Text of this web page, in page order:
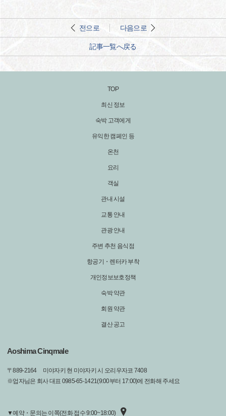
전으로 다음으로
記事一覧へ戻る
TOP
최신 정보
숙박 고객에게
유익한 캠페인 등
온천
요리
객실
관내 시설
교통 안내
관광 안내
주변 추천 음식점
항공기・렌터카 부착
개인정보보호정책
숙박 약관
회원 약관
결산 공고
Aoshima Cinqmale
〒889-2164
미야자키 현 미야자키 시 오리우자코 7408
※업자님은 회사 대표 0985-65-1421(9:00부터 17:00)에 전화해 주세요
▼예약・문의는 이쪽(전화 접수 9:00~18:00)